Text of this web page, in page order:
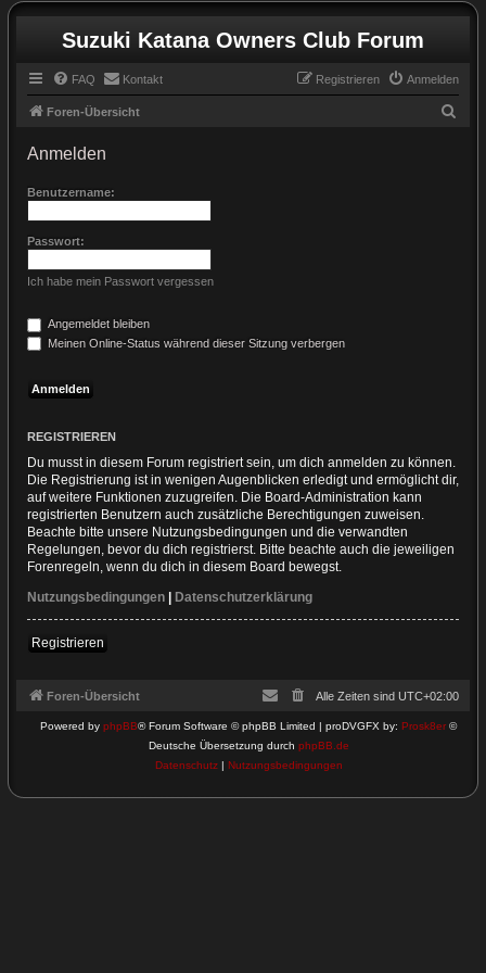
Suzuki Katana Owners Club Forum
FAQ Kontakt Anmelden
Registrieren
Foren-Übersicht
Anmelden
Benutzername:
Passwort:
Ich habe mein Passwort vergessen
Angemeldet bleiben
Meinen Online-Status während dieser Sitzung verbergen
REGISTRIEREN
Du musst in diesem Forum registriert sein, um dich anmelden zu können.
Die Registrierung ist in wenigen Augenblicken erledigt und ermöglicht dir,
auf weitere Funktionen zuzugreifen. Die Board-Administration kann
registrierten Benutzern auch zusätzliche Berechtigungen zuweisen.
Beachte bitte unsere Nutzungsbedingungen und die verwandten
Regelungen, bevor du dich registrierst. Bitte beachte auch die jeweiligen
Forenregeln, wenn du dich in diesem Board bewegst.
Nutzungsbedingungen | Datenschutzerklärung
Registrieren
Foren-Übersicht Alle Zeiten sind UTC+02:00
Powered by phpBB® Forum Software © phpBB Limited | proDVGFX by: Prosk8er ©
Deutsche Übersetzung durch phpBB.de
Datenschutz| Nutzungsbedingungen